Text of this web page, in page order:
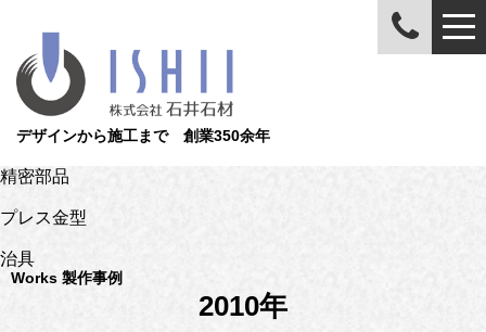
デザインから施工まで 創業350余年
精密部品
プレス金型
治具
Works 製作事例
2010年